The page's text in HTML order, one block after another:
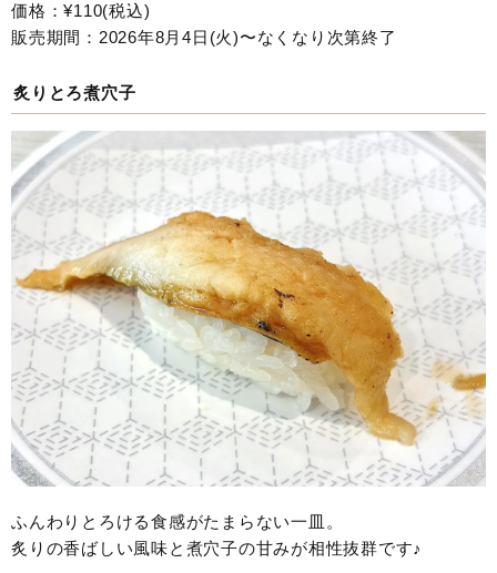
価格：¥110(税込)
販売期間：2026年8月4日(火)〜なくなり次第終了
炙りとろ煮穴子
ふんわりとろける食感がたまらない一皿。
炙りの香ばしい風味と煮穴子の甘みが相性抜群です♪